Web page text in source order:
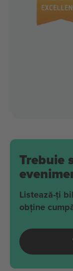
Trebuie
Listează-ți
obține